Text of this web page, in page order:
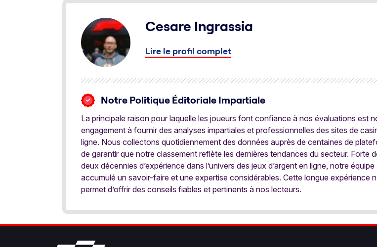
Cesare Ingrassia
Lire le profil complet
Notre Politique Éditoriale Impartiale
La principale raison pour laquelle les joueurs font confiance à nos évaluations est
engagement à fournir des analyses impartiales et professionnelles des sites de
ligne. Nous collectons quotidiennement des données auprès de centaines de
de garantir que notre classement reflète les dernières tendances du secteur. Forte
deux décennies d’expérience dans l’univers des jeux d’argent en ligne, notre équipe
accumulé un savoir-faire et une expertise considérables. Cette longue expérience
permet d’offrir des conseils fiables et pertinents à nos lecteurs.